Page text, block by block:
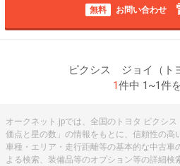
無料 お問い合わせ
ピクシス ジョイ（ト
1件中 1~1件
オークネット.jpでは、全国のトヨタ ピクシ
価点と星の数」の情報をもとに、信頼性の高
車種・エリア・走行距離等の基本的な中古車
よる検索、装備品等のオプション等の詳細検